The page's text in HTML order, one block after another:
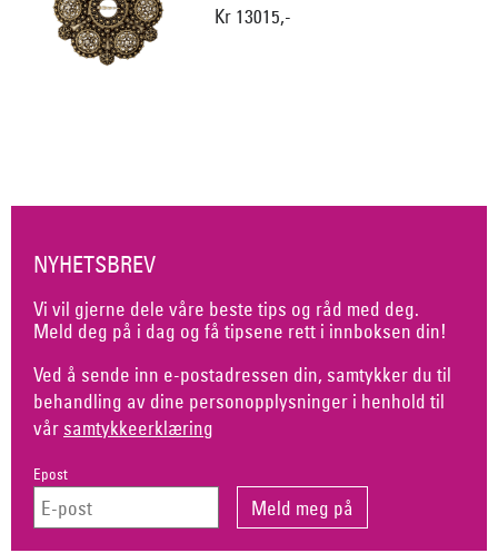
Kr 13015,-
NYHETSBREV
Vi vil gjerne dele våre beste tips og råd med deg.
Meld deg på i dag og få tipsene rett i innboksen din!
Ved å sende inn e-postadressen din, samtykker du til
behandling av dine personopplysninger i henhold til
vår samtykkeerklæring
Epost